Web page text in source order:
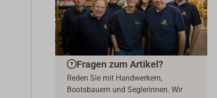
Fragen zum Artikel?
Reden Sie mit Handwerkern,
Bootsbauern und Seglerinnen. Wir